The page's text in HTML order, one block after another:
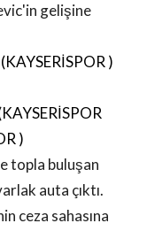
gelişine
)
)
topla buluşan
auta çıktı.
ceza sahasına